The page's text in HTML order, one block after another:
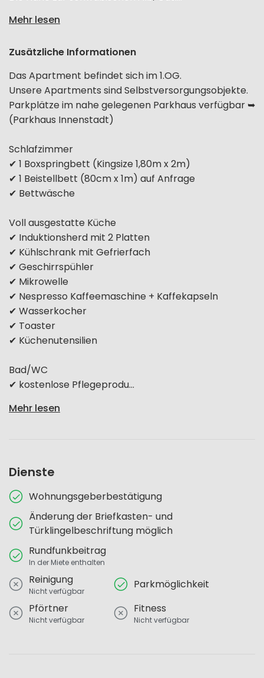
Mehr lesen
Zusätzliche Informationen
Das Apartment befindet sich im 1.OG.
Unsere Apartments sind Selbstversorgungsobjekte.
Parkplätze im nahe gelegenen Parkhaus verfügbar ➥
(Parkhaus Innenstadt)
Schlafzimmer
✔ 1 Boxspringbett (Kingsize 1,80m x 2m)
✔ 1 Beistellbett (80cm x 1m) auf Anfrage
✔ Bettwäsche
Voll ausgestatte Küche
✔ Induktionsherd mit 2 Platten
✔ Kühlschrank mit Gefrierfach
✔ Geschirrspühler
✔ Mikrowelle
✔ Nespresso Kaffeemaschine + Kaffekapseln
✔ Wasserkocher
✔ Toaster
✔ Küchenutensilien
Bad/WC
✔ kostenlose Pflegeprodu...
Mehr lesen
Dienste
Wohnungsgeberbestätigung
Änderung der Briefkasten- und
Türklingelbeschriftung möglich
Rundfunkbeitrag
In der Miete enthalten
Reinigung
Nicht verfügbar
Parkmöglichkeit
Pförtner
Nicht verfügbar
Fitness
Nicht verfügbar